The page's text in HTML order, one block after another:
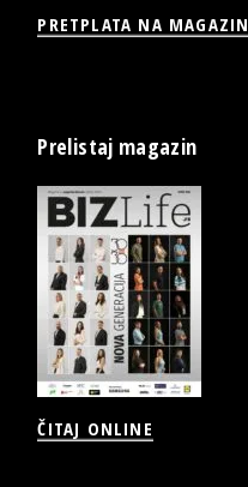
PRETPLATA NA MAGAZIN
Prelistaj magazin
ČITAJ ONLINE